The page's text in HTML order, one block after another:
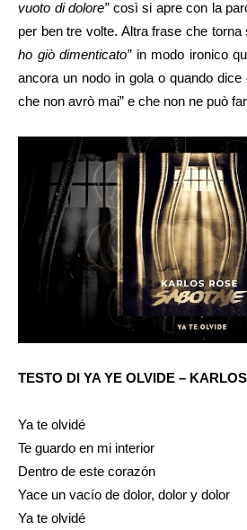
vuoto di dolore”così si apre con la
per ben tre volte. Altra frase che
ho giò dimenticato”in modo ironico
ancora un nodo in gola o quando dice
che non avrò mai” e che non ne può
TESTO DI YA YE OLVIDE –
Ya te olvidé
Te guardo en mi interior
Dentro de este corazón
Yace un vacío de dolor, dolor y dolor
Ya te olvidé